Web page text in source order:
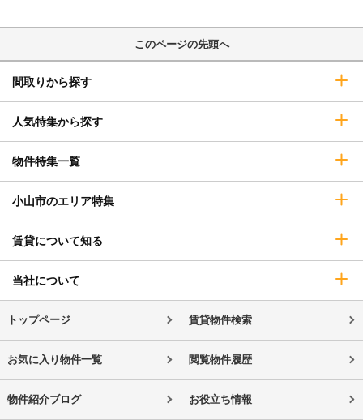
このページの先頭へ
間取りから探す
人気特集から探す
物件特集一覧
小山市のエリア特集
賃貸について知る
当社について
トップページ 賃貸物件検索
お気に入り物件一覧 閲覧物件履歴
物件紹介ブログ お役立ち情報